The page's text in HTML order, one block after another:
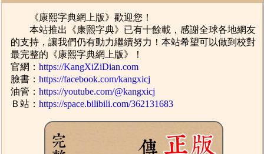
《康熙字典網上版》歡迎您！
本站推出《康熙字典》已有十餘載，感謝全球各地網友
的支持，讓我們仍有動力繼續努力！本站希望可以做到校對
最完整的《康熙字典網上版》！
官網：https://KangXiZiDian.com
臉書：https://facebook.com/kangxicj
油管：https://youtube.com/@kangxicj
Ｂ站：https://space.bilibili.com/362131683